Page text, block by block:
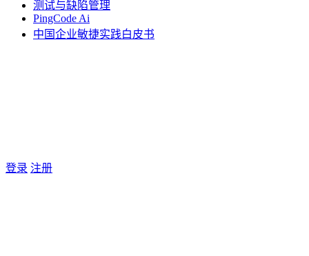
测试与缺陷管理
PingCode Ai
中国企业敏捷实践白皮书
登录 注册